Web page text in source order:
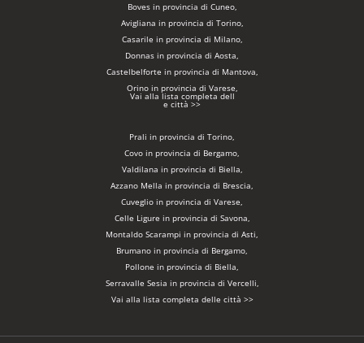
Boves in provincia di Cuneo,
Avigliana in provincia di Torino,
Casarile in provincia di Milano,
Donnas in provincia di Aosta,
Castelbelforte in provincia di Mantova,
Orino in provincia di Varese,
Vai alla lista completa dell
e città >>
Prali in provincia di Torino,
Covo in provincia di Bergamo,
Valdilana in provincia di Biella,
Azzano Mella in provincia di Brescia,
Cuveglio in provincia di Varese,
Celle Ligure in provincia di Savona,
Montaldo Scarampi in provincia di Asti,
Brumano in provincia di Bergamo,
Pollone in provincia di Biella,
Serravalle Sesia in provincia di Vercelli,
Vai alla lista completa delle città >>